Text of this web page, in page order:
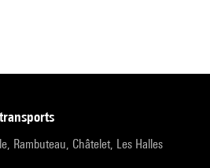
transports
Rambuteau, Châtelet, Les Halles